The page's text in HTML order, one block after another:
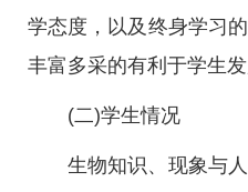
学态度，以及终身学习
丰富多采的有利于学生发
(二)学生情况
生物知识、现象与